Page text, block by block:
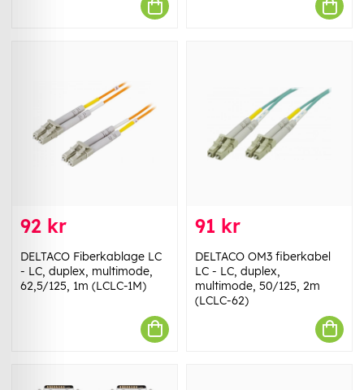
92 kr
DELTACO Fiberkablage LC
- LC, duplex, multimode,
62,5/125, 1m (LCLC-1M)
91 kr
DELTACO OM3 fiberkabel
LC - LC, duplex,
multimode, 50/125, 2m
(LCLC-62)